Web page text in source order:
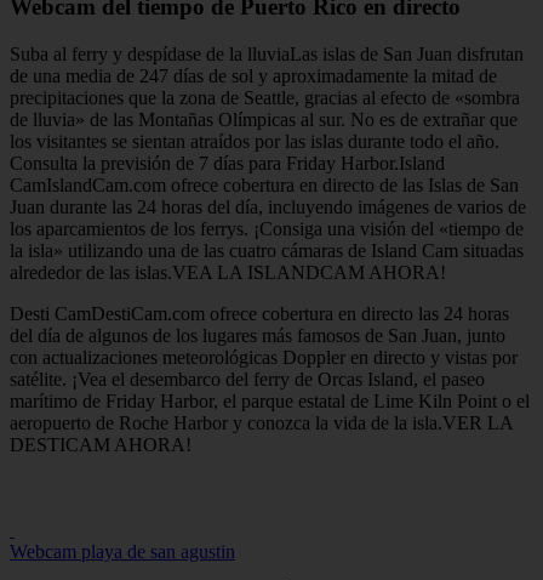
Webcam del tiempo de Puerto Rico en directo
Suba al ferry y despídase de la lluviaLas islas de San Juan disfrutan
de una media de 247 días de sol y aproximadamente la mitad de
precipitaciones que la zona de Seattle, gracias al efecto de «sombra
de lluvia» de las Montañas Olímpicas al sur. No es de extrañar que
los visitantes se sientan atraídos por las islas durante todo el año.
Consulta la previsión de 7 días para Friday Harbor.Island
CamIslandCam.com ofrece cobertura en directo de las Islas de San
Juan durante las 24 horas del día, incluyendo imágenes de varios de
los aparcamientos de los ferrys. ¡Consiga una visión del «tiempo de
la isla» utilizando una de las cuatro cámaras de Island Cam situadas
alrededor de las islas.VEA LA ISLANDCAM AHORA!
Desti CamDestiCam.com ofrece cobertura en directo las 24 horas
del día de algunos de los lugares más famosos de San Juan, junto
con actualizaciones meteorológicas Doppler en directo y vistas por
satélite. ¡Vea el desembarco del ferry de Orcas Island, el paseo
marítimo de Friday Harbor, el parque estatal de Lime Kiln Point o el
aeropuerto de Roche Harbor y conozca la vida de la isla.VER LA
DESTICAM AHORA!
Webcam playa de san agustin